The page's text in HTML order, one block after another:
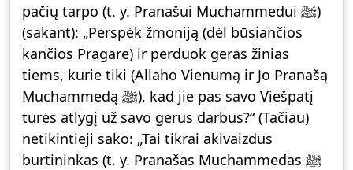
pačių tarpo (t. y. Pranašui Muchammedui ﷺ)
(sakant): „Perspėk žmoniją (dėl būsiančios
kančios Pragare) ir perduok geras žinias
tiems, kurie tiki (Allaho Vienumą ir Jo Pranašą
Muchammedą ﷺ), kad jie pas savo Viešpatį
turės atlygį už savo gerus darbus?“ (Tačiau)
netikintieji sako: „Tai tikrai akivaizdus
burtininkas (t. y. Pranašas Muchammedas ﷺ